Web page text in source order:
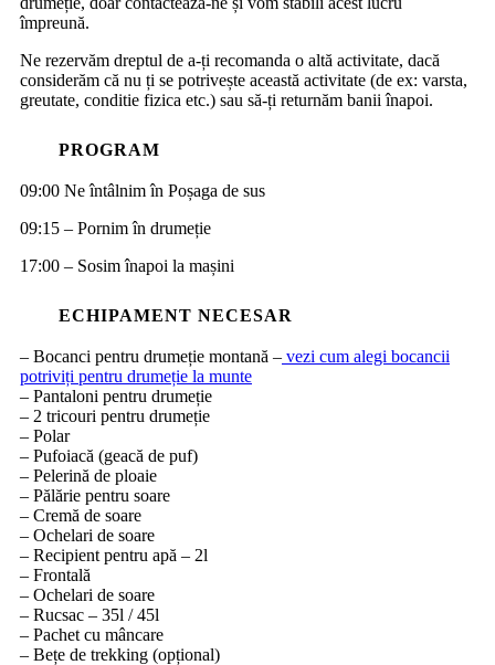
împreună.
Ne rezervăm dreptul de a-ți recomanda o altă activitate, dacă
considerăm că nu ți se potrivește această activitate (de ex: varsta,
greutate, conditie fizica etc.) sau să-ți returnăm banii înapoi.
PROGRAM
09:00 Ne întâlnim în Poșaga de sus
09:15 – Pornim în drumeție
17:00 – Sosim înapoi la mașini
ECHIPAMENT NECESAR
– Bocanci pentru drumeție montană – vezi cum alegi bocancii
potriviți pentru drumeție la munte
– Pantaloni pentru drumeție
– 2 tricouri pentru drumeție
– Polar
– Pufoiacă (geacă de puf)
– Pelerină de ploaie
– Pălărie pentru soare
– Cremă de soare
– Ochelari de soare
– Recipient pentru apă – 2l
– Frontală
– Ochelari de soare
– Rucsac – 35l / 45l
– Pachet cu mâncare
– Bețe de trekking (opțional)